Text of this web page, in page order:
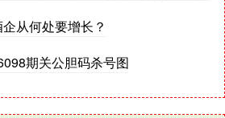
从何处要增长？
期关公胆码杀号图